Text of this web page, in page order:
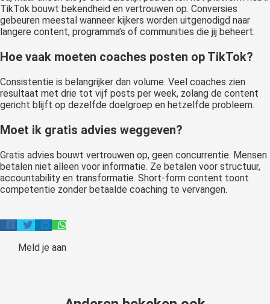
TikTok bouwt bekendheid en vertrouwen op. Conversies
gebeuren meestal wanneer kijkers worden uitgenodigd naar
langere content, programma’s of communities die jij beheert.
Hoe vaak moeten coaches posten op TikTok?
Consistentie is belangrijker dan volume. Veel coaches zien
resultaat met drie tot vijf posts per week, zolang de content
gericht blijft op dezelfde doelgroep en hetzelfde probleem.
Moet ik gratis advies weggeven?
Gratis advies bouwt vertrouwen op, geen concurrentie. Mensen
betalen niet alleen voor informatie. Ze betalen voor structuur,
accountability en transformatie. Short-form content toont
competentie zonder betaalde coaching te vervangen.
Meld je aan